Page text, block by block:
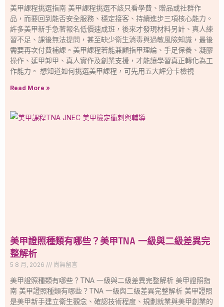
美甲課程挑選指南 美甲課程挑選不該只看學費、贈品或社群作
品，而要回到能否安全服務、穩定接客、持續進步三項核心能力。
許多美甲新手急著報名低價速成班，後來才發現材料另計、真人練
習不足、課後無法提問，甚至缺少衛生消毒與過敏風險知識，最後
需要再次付費補課。美甲課程若能兼顧指甲理論、手足保養、凝膠
操作、延甲卸甲、真人實作及創業支援，才能讓學習真正轉化為工
作能力。 想知道如何挑選美甲課程，可先用五大評分卡檢視
Read More »
美甲證照種類有哪些？美甲TNA 一級與二級差異完
整解析
5 8 月, 2026 尚無留言
美甲證照種類有哪些？TNA 一級與二級差異完整解析 美甲證照指
南 美甲證照種類有哪些？TNA 一級與二級差異完整解析 美甲證照
是美甲新手建立衛生觀念、確認技術程度、規劃就業與美甲創業的